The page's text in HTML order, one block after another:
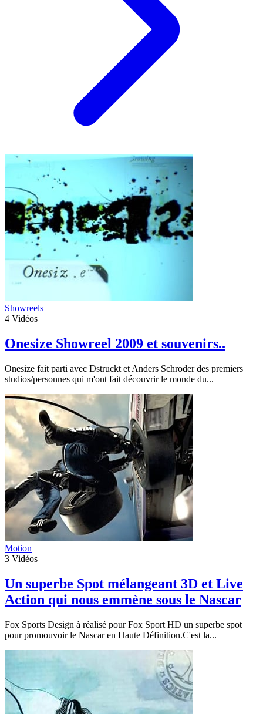
Showreels
4 Vidéos
Onesize Showreel 2009 et souvenirs..
Onesize fait parti avec Dstruckt et Anders Schroder des premiers
studios/personnes qui m'ont fait découvrir le monde du...
Motion
3 Vidéos
Un superbe Spot mélangeant 3D et Live
Action qui nous emmène sous le Nascar
Fox Sports Design à réalisé pour Fox Sport HD un superbe spot
pour promouvoir le Nascar en Haute Définition.C'est la...